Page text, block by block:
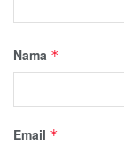
Nama *
Email *